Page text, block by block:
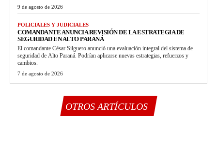
9 de agosto de 2026
POLICIALES Y JUDICIALES
COMANDANTE ANUNCIA REVISIÓN DE LA ESTRATEGIA DE
SEGURIDAD EN ALTO PARANÁ
El comandante César Silguero anunció una evaluación integral del sistema de
seguridad de Alto Paraná. Podrían aplicarse nuevas estrategias, refuerzos y
cambios.
7 de agosto de 2026
OTROS ARTÍCULOS